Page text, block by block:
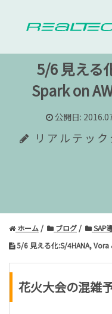
5/6 見える
Spark on
公開日:
リアルテッ
ホーム ブログ
SAP
5/6 見える化:S/4HANA, Vora
花火大会の混雑